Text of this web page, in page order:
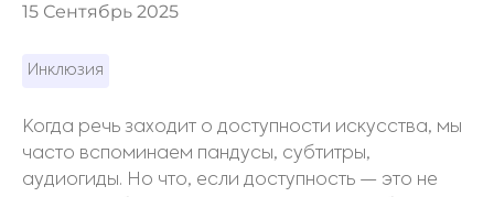
15 Сентябрь 2025
Инклюзия
Когда речь заходит о доступности искусства, мы
часто вспоминаем пандусы, субтитры,
аудиогиды. Но что, если доступность — это не